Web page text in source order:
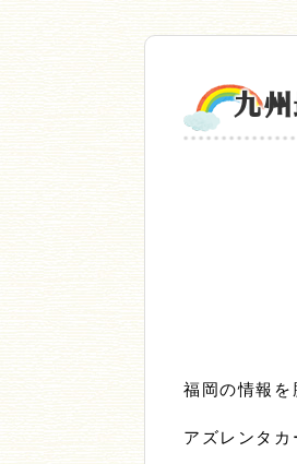
九
福岡の情報を
アズレンタカ